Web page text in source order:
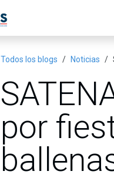
Todos los blogs Noticias
por